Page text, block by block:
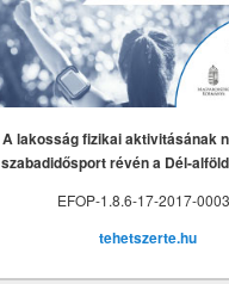
A lakosság fizikai aktivitásának
szabadidősport révén a Dél-
EFOP-1.8.6-17-2017-
tehetszerte.hu